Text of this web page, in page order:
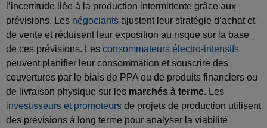
l’incertitude liée à la production intermittente grâce aux
prévisions. Les négociants ajustent leur stratégie d’achat et
de vente et réduisent leur exposition au risque sur la base
de ces prévisions. Les consommateurs électro-intensifs
peuvent planifier leur consommation et souscrire des
couvertures par le biais de PPA ou de produits financiers ou
de livraison physique sur les marchés à terme. Les
investisseurs et promoteurs de projets de production utilisent
des prévisions à long terme pour analyser la viabilité